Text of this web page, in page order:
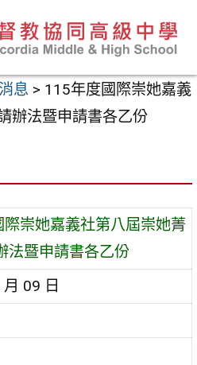
息 > 115年度國際崇她嘉義
辦法暨申請書各乙份
崇她嘉義社第八屆崇她菁
法暨申請書各乙份
09 日